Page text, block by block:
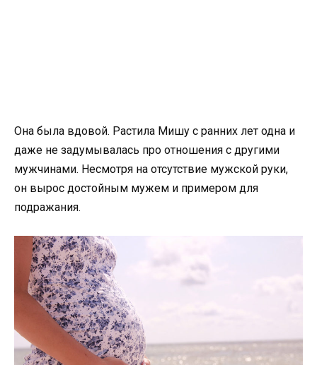
Она была вдовой. Растила Мишу с ранних лет одна и
даже не задумывалась про отношения с другими
мужчинами. Несмотря на отсутствие мужской руки,
он вырос достойным мужем и примером для
подражания.